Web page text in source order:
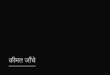
कीमत जाँचे